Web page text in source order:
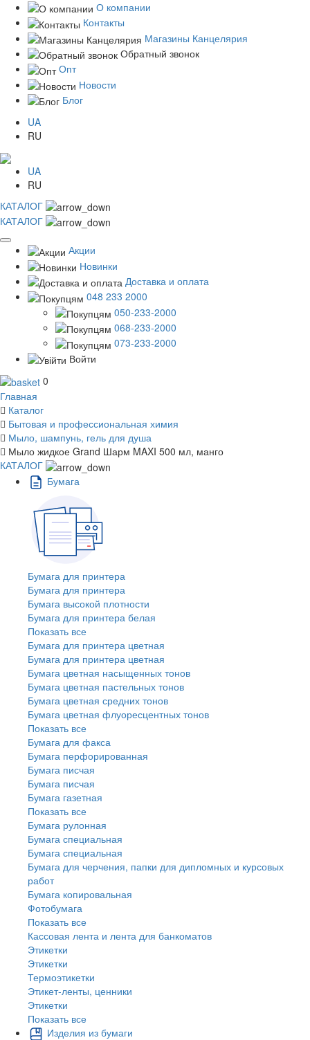
О компании
Контакты
Магазины Канцелярия
Обратный звонок
Опт
Новости
Блог
UA
RU
UA
RU
КАТАЛОГ
КАТАЛОГ
Акции
Новинки
Доставка и оплата
048 233 2000
050-233-2000
068-233-2000
073-233-2000
Войти
0
Главная
Каталог
Бытовая и профессиональная химия
Мыло, шампунь, гель для душа
Мыло жидкое Grand Шарм MAXI 500 мл, манго
КАТАЛОГ
Бумага
Бумага для принтера
Бумага для принтера
Бумага высокой плотности
Бумага для принтера белая
Показать все
Бумага для принтера цветная
Бумага для принтера цветная
Бумага цветная насыщенных тонов
Бумага цветная пастельных тонов
Бумага цветная средних тонов
Бумага цветная флуоресцентных тонов
Показать все
Бумага для факса
Бумага перфорированная
Бумага писчая
Бумага писчая
Бумага газетная
Показать все
Бумага рулонная
Бумага специальная
Бумага специальная
Бумага для черчения, папки для дипломных и курсовых
работ
Бумага копировальная
Фотобумага
Показать все
Кассовая лента и лента для банкоматов
Этикетки
Этикетки
Термоэтикетки
Этикет-ленты, ценники
Этикетки
Показать все
Изделия из бумаги